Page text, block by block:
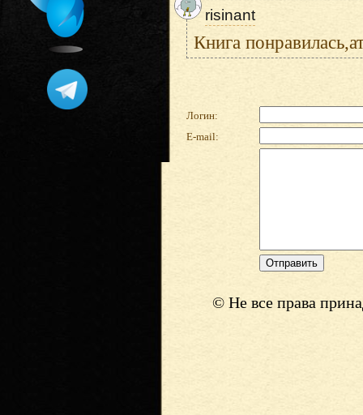
risinant
Книга
Логин:
E-mail:
© Не все права